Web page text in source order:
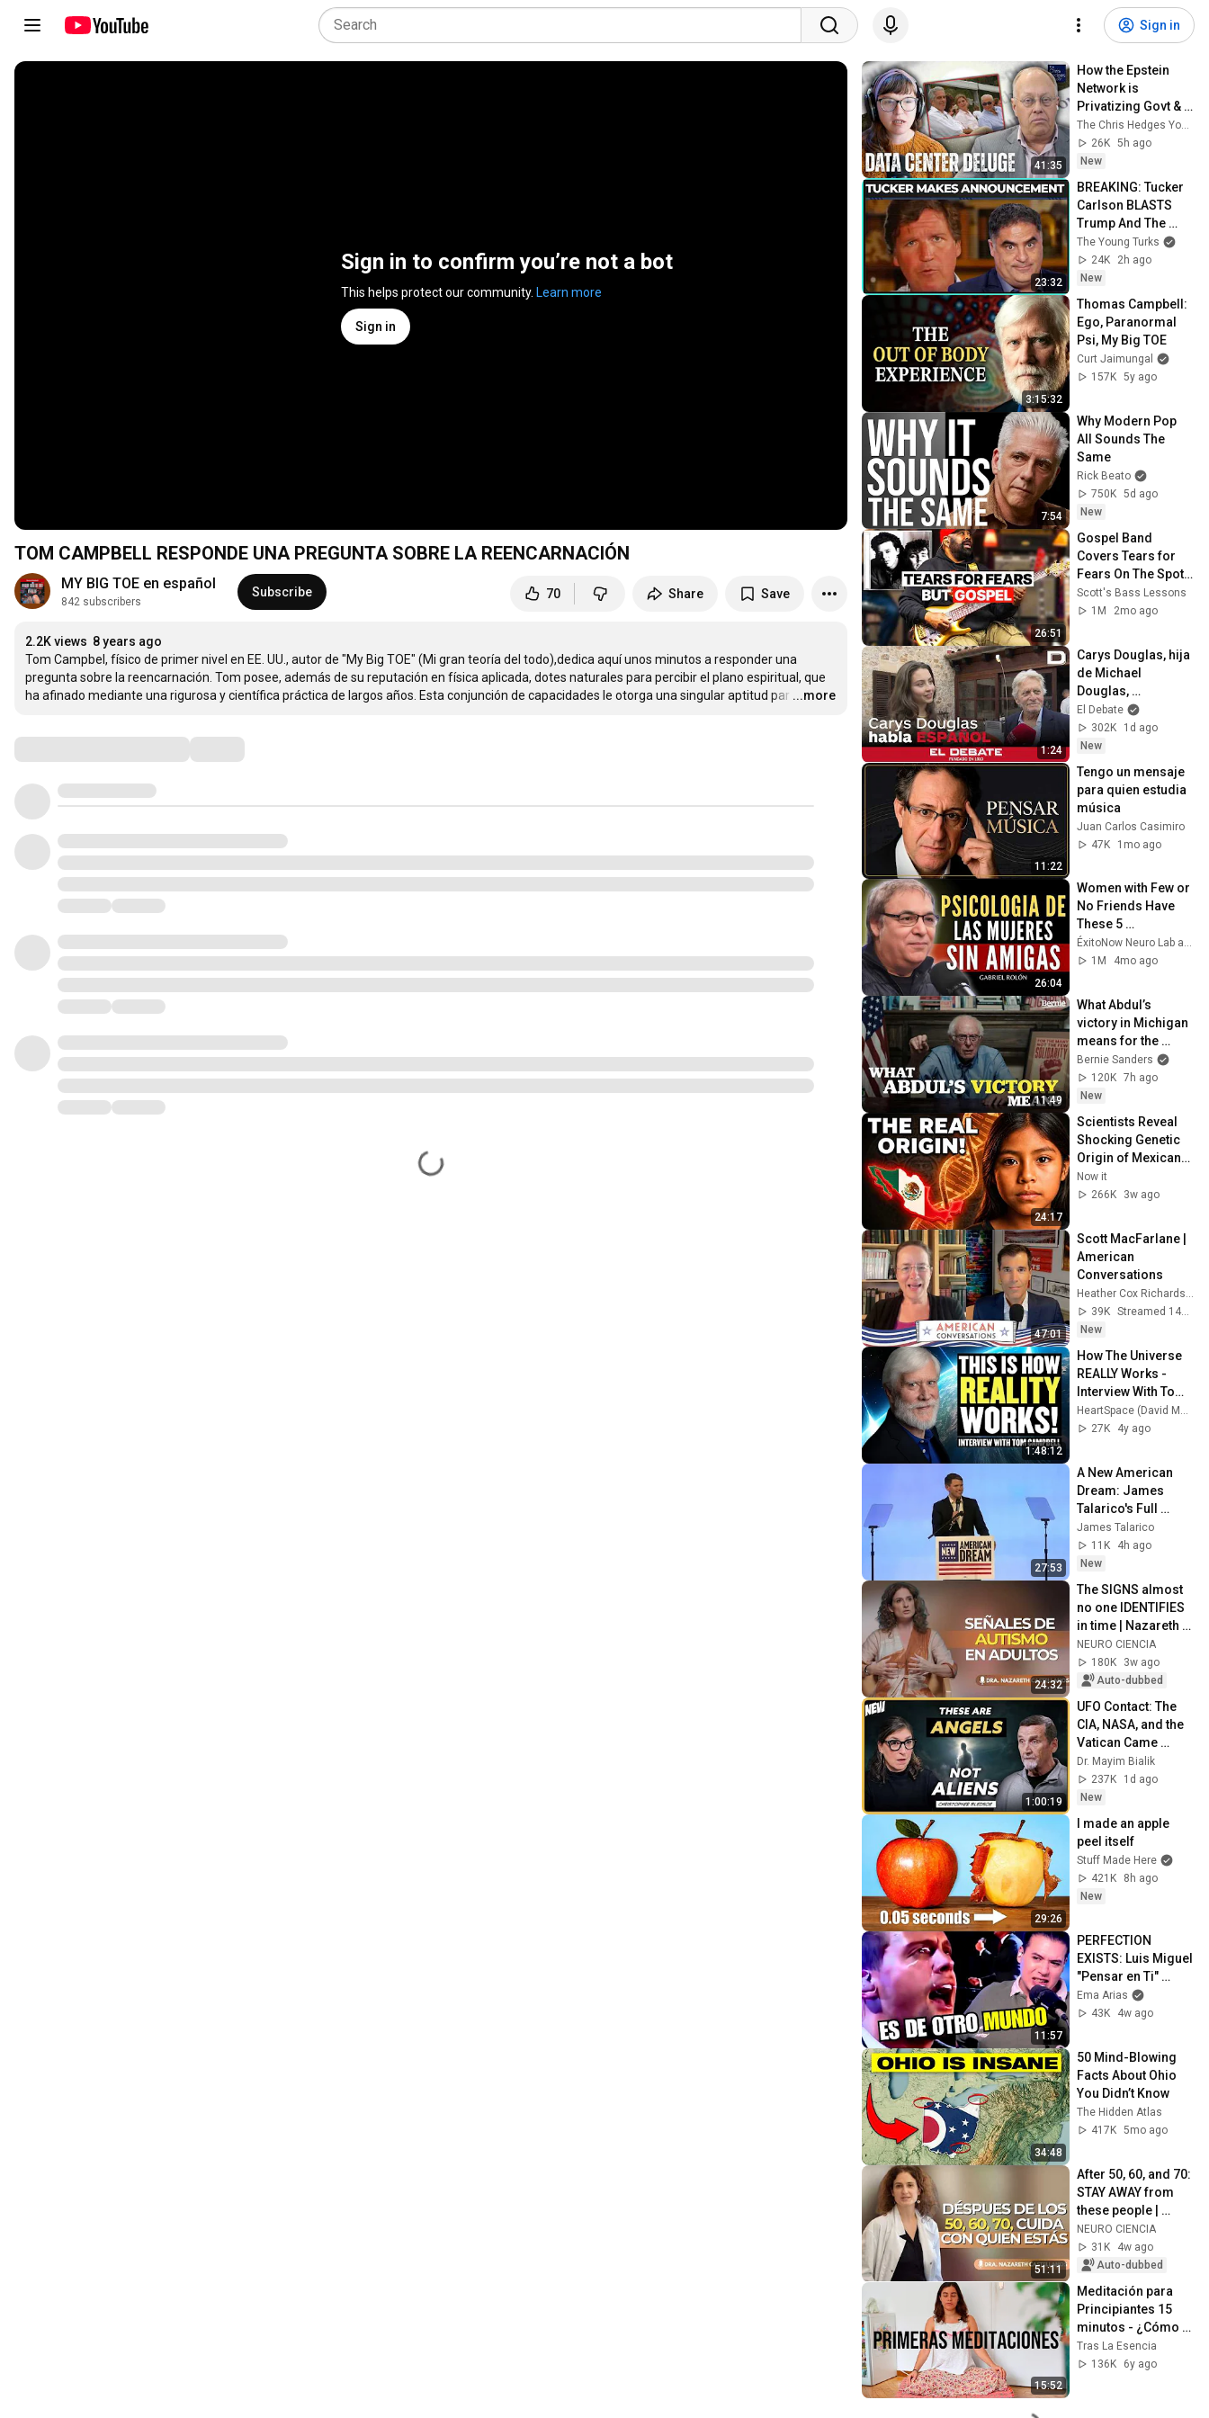
Sign in
Sign in to confirm you’re not a bot
This helps protect our community. Learn more
Sign in
TOM CAMPBELL RESPONDE UNA PREGUNTA SOBRE LA REENCARNACIÓN
MY BIG TOE en español
842 subscribers
Subscribe 70 Share Save
2.2K views 8 years ago
Tom Campbel, físico de primer nivel en EE. UU., autor de "My Big TOE" (Mi gran teoría del todo),dedica aquí unos minutos a responder una
pregunta sobre la reencarnación. Tom posee, además de su reputación en física aplicada, dotes naturales para percibir el plano espiritual, que
ha afinado mediante una rigurosa y científica práctica de largos años. Esta conjunción de capacidades le otorga una singular aptitud par …
...more
41:35
How the Epstein
Network is
Privatizing Govt &
Building the
Surveillance
State(w/Whitney
The Chris Hedges YouTube Channel
26K 5h ago
New
23:32
BREAKING: Tucker
Carlson BLASTS
Trump And The
Uniparty
The Young Turks
24K
2h ago
New
3:15:32
Thomas Campbell:
Ego, Paranormal
Psi, My Big TOE
Curt Jaimungal
157K 5y ago
7:54
Why Modern Pop
All Sounds The
Same
Rick Beato
750K 5d ago
New
26:51
Gospel Band
Covers Tears for
Fears On The Spot
(ft. Andrew Gouche)
Scott's Bass Lessons
1M
2mo ago
1:24
Carys Douglas, hija
de Michael
Douglas,
sorprende
hablando en
español
El Debate
302K
1d ago
New
11:22
Tengo un mensaje
para quien estudia
música
Juan Carlos Casimiro
47K
1mo ago
26:04
Women with Few or
No Friends Have
These 5
Characteristics |
Gabriel Rolón
ÉxitoNow Neuro Lab and Éxito NeuroMind
1M
4mo ago
11:49
What Abdul’s
victory in Michigan
means for the
future
Bernie Sanders
120K 7h ago
New
24:17
Scientists Reveal
Shocking Genetic
Origin of Mexicans!
They Were Never
Who We Thought!
Now it
266K
3w ago
47:01
Scott MacFarlane |
American
Conversations
Heather Cox Richardson
39K
Streamed 14h ago
New
1:48:12
How The Universe
REALLY Works -
Interview With Tom
Campbell
HeartSpace (David McEwen)
27K
4y ago
27:53
A New American
Dream: James
Talarico's Full
Policy Address
James Talarico
11K
4h ago
New
24:32
The SIGNS almost
no one IDENTIFIES
in time | Nazareth
Castellanos
NEURO CIENCIA
180K
3w ago
Auto-dubbed
1:00:19
UFO Contact: The
CIA, NASA, and the
Vatican Came
Looking For Him |
Chris Bledsoe
Dr. Mayim Bialik
237K
1d ago
New
29:26
I made an apple
peel itself
Stuff Made Here
421K
8h ago
New
11:57
PERFECTION
EXISTS: Luis Miguel
"Pensar en Ti"
REACTION | Ema
Arias Vocal Coach
Ema Arias
43K
4w ago
34:48
50 Mind-Blowing
Facts About Ohio
You Didn’t Know
The Hidden Atlas
417K 5mo ago
51:11
After 50, 60, and 70:
STAY AWAY from
these people |
Nazareth
Castellanos
NEURO CIENCIA
31K
4w ago
Auto-dubbed
15:52
Meditación para
Principiantes 15
minutos - ¿Cómo
meditar por
primera vez? -
Tras La Esencia
136K
6y ago